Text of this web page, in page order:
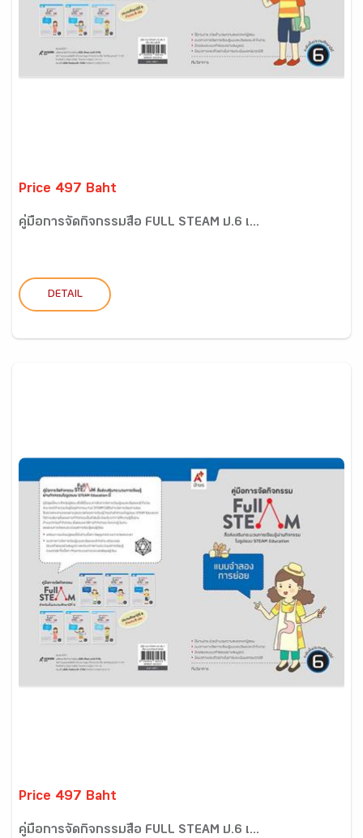
Price 497 Baht
คู่มือการจัดกิจกรรมสื่อ FULL STEAM ป.6 เ...
DETAIL
Price 497 Baht
คู่มือการจัดกิจกรรมสื่อ FULL STEAM ป.6 เ...